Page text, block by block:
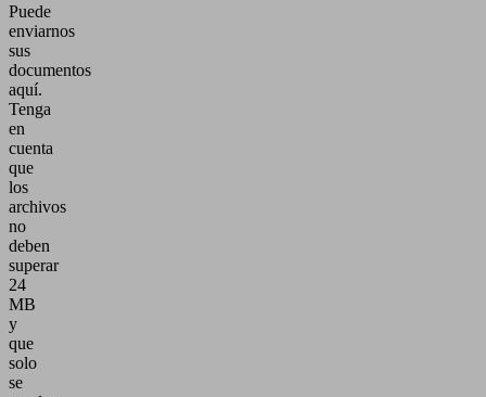
Puede
enviarnos
sus
documentos
aquí.
Tenga
en
cuenta
que
los
archivos
no
deben
superar
24
MB
y
que
solo
se